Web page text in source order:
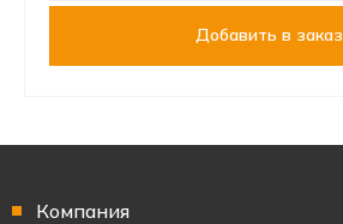
Добавить в заказ
Компания